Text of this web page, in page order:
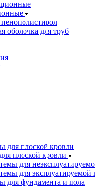
оболочка для труб
плоской кровли
для
для эксплуатируемой